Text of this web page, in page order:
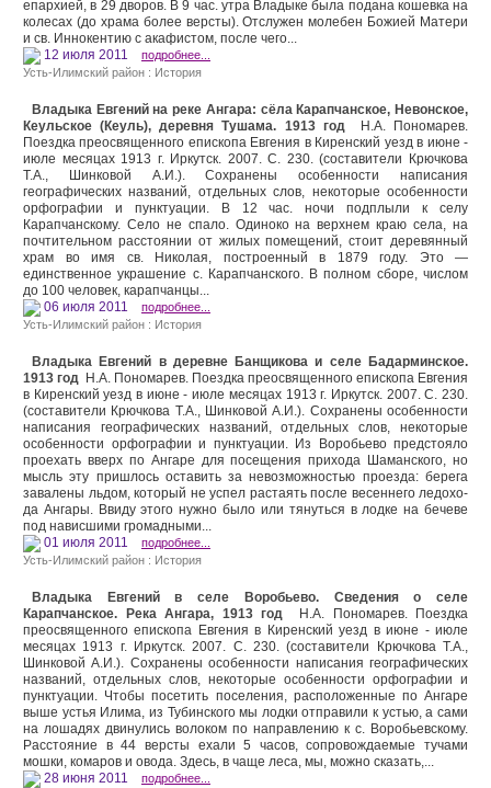
епархией, в 29 дворов. В 9 час. утра Владыке была подана кошевка на
колесах (до храма более версты). От­служен молебен Божией Матери
и св. Иннокентию с ака­фистом, после чего...
12 июля 2011 подробнее...
Усть-Илимский район : История
Владыка Евгений на реке Ангара: сёла Карапчанское, Невонское,
Кеульское (Кеуль), деревня Тушама. 1913 годН.А. Пономарев.
Поездка преосвященного епископа Евгения в Киренский уезд в июне -
июле месяцах 1913 г. Иркутск. 2007. С. 230. (составители Крючкова
Т.А., Шинковой А.И.). Сохранены особенности написания
географических названий, отдельных слов, некоторые особенности
орфографии и пунктуации. В 12 час. ночи подплыли к селу
Карапчанскому. Село не спало. Одиноко на верхнем краю села, на
почтительном расстоянии от жилых помещений, стоит деревянный
храм во имя св. Николая, построенный в 1879 году. Это —
единственное украшение с. Карапчанского. В пол­ном сборе, числом
до 100 человек, карапчанцы...
06 июля 2011 подробнее...
Усть-Илимский район : История
Владыка Евгений в деревне Банщикова и селе Бадарминское.
1913 год Н.А. Пономарев. Поездка преосвященного епископа Евгения
в Киренский уезд в июне - июле месяцах 1913 г. Иркутск. 2007. С. 230.
(составители Крючкова Т.А., Шинковой А.И.). Сохранены особенности
написания географических названий, отдельных слов, некоторые
особенности орфографии и пунктуации. Из Воробьево предстояло
проехать вверх по Ангаре для посещения прихода Шаманского, но
мысль эту пришлось оставить за невозможностью проезда: берега
завалены льдом, который не успел растаять после весеннего ледохо­
да Ангары. Ввиду этого нужно было или тянуться в лодке на бечеве
под нависшими громадными...
01 июля 2011 подробнее...
Усть-Илимский район : История
Владыка Евгений в селе Воробьево. Сведения о селе
Карапчанское. Река Ангара, 1913 год Н.А. Пономарев. Поездка
преосвященного епископа Евгения в Киренский уезд в июне - июле
месяцах 1913 г. Иркутск. 2007. С. 230. (составители Крючкова Т.А.,
Шинковой А.И.). Сохранены особенности написания географических
названий, отдельных слов, некоторые особенности орфографии и
пунктуации. Чтобы посетить поселения, расположенные по Ангаре
выше устья Илима, из Тубинского мы лодки отправили к устью, а сами
на лошадях двинулись волоком по направ­лению к с. Воробьевскому.
Расстояние в 44 версты ехали 5 часов, сопровождаемые тучами
мошки, комаров и овода. Здесь, в чаще леса, мы, можно сказать,...
28 июня 2011 подробнее...